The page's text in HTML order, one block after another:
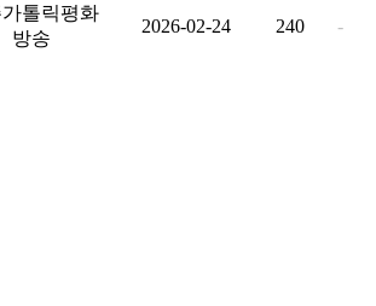
톨릭평화
방송
2026-02-24 240 -